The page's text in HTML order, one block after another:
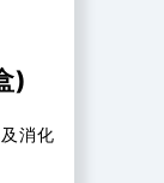
)
消化